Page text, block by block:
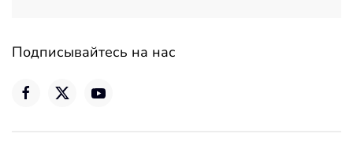
Подписывайтесь на нас